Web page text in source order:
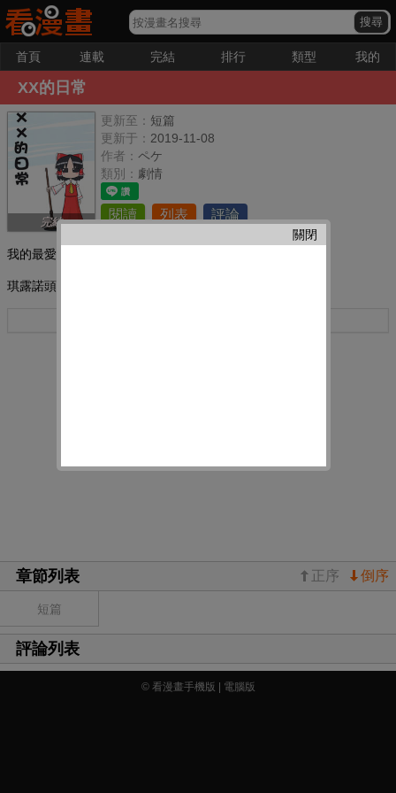
首頁 連載 完結 排行 類型 我的
XX的日常
完結
更新至： 短篇
更新于： 2019-11-08
作者： ペケ
類別： 劇情
閱讀 列表 評論
我的最愛：
琪露諾頭上長蘑菇了?到底是怎么回事?
章節列表 倒序
正序
短篇
評論列表
關閉
© 看漫畫手機版 | 電腦版